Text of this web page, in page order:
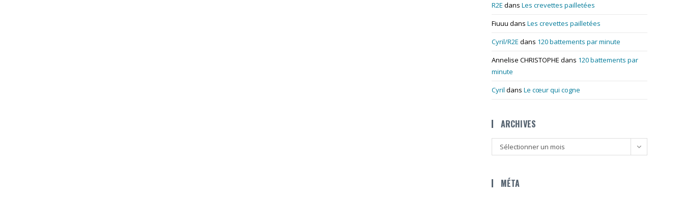
R2E dans Les crevettes pailletées
Fiuuu dans Les crevettes pailletées
Cyril/R2E dans 120 battements par minute
Annelise CHRISTOPHE dans 120 battements par
minute
Cyril dans Le cœur qui cogne
ARCHIVES
Archives
Sélectionner un mois
MÉTA